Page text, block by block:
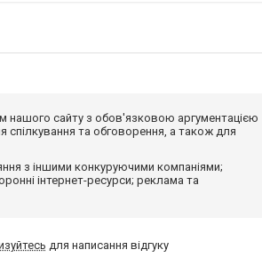
нашого сайту з обов'язковою аргументацією
спілкування та обговорення, а також для
з іншими конкуруючими компаніями;
інтернет-ресурси; реклама та
для написання відгуку